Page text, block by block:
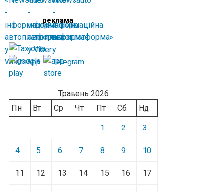
реклама
Травень 2026
Пн
Вт Ср Чт Пт Сб Нд
1 2 3
4 5 6 7 8 9 10
11 12 13 14 15 16 17